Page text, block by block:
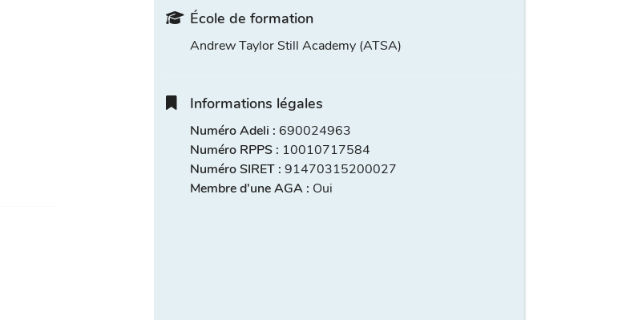
École de formation
Andrew Taylor Still Academy (ATSA)
Informations légales
Numéro Adeli : 690024963
Numéro RPPS : 10010717584
Numéro SIRET : 91470315200027
Membre d'une AGA : Oui